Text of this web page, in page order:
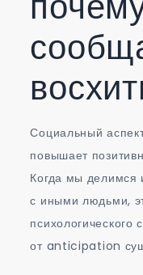
Социальный
повышает
Когда мы делимся
с иными людьми,
психологического
от anticipation